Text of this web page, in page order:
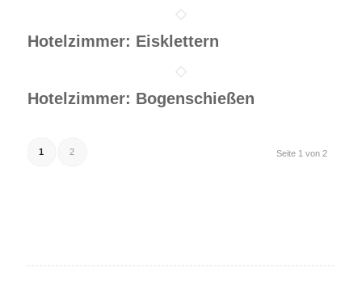
Hotelzimmer: Eisklettern
Hotelzimmer: Bogenschießen
Seite 1 von 2
1 2